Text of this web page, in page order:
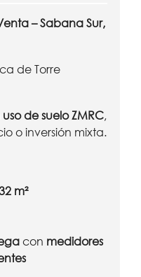
– Sabana Sur,
de Torre
uso de suelo ZMRC,
o inversión mixta.
m²
con medidores